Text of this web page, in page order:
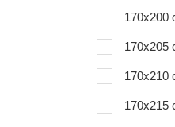
170x200
170x205
170x210
170x215